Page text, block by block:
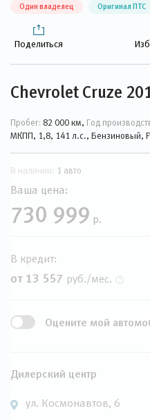
Один владелец Оригинал ПТС
Поделиться
Chevrolet Cruze
Пробег: 82 000 км, Год
МКПП, 1,8, 141 л.с., Бензиновый,
В наличии: 1 авто
Ваша цена:
730 999 р.
В кредит:
от 13 557 руб./мес.
Оцените мой
Дилерский центр
ул. Космонавтов, 6